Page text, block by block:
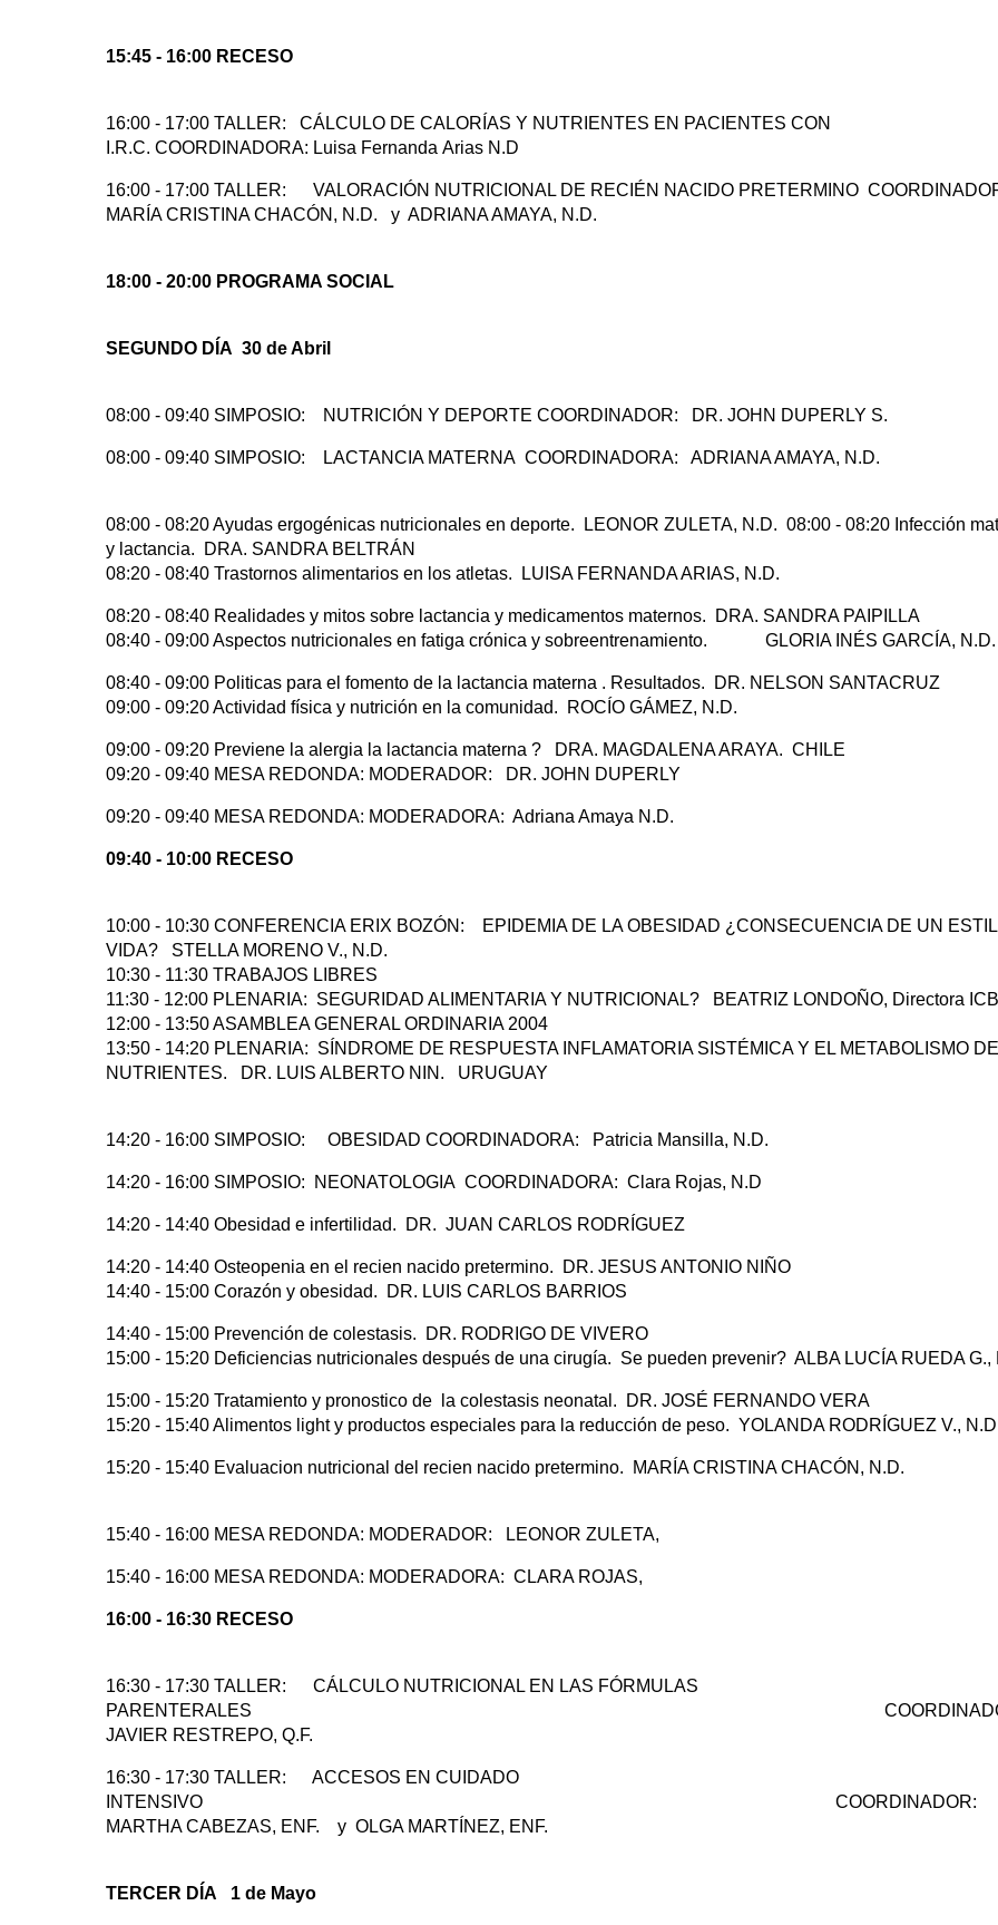
15:45 - 16:00 RECESO
16:00 - 17:00 TALLER: CÁLCULO DE CALORÍAS Y NUTRIENTES EN PACIENTES CON
I.R.C. COORDINADORA: Luisa Fernanda Arias N.D
16:00 - 17:00 TALLER: VALORACIÓN NUTRICIONAL DE RECIÉN NACIDO PRETERMINO
MARÍA CRISTINA CHACÓN, N.D. y ADRIANA AMAYA, N.D.
18:00 - 20:00 PROGRAMA SOCIAL
SEGUNDO DÍA 30 de Abril
08:00 - 09:40 SIMPOSIO: NUTRICIÓN Y DEPORTE COORDINADOR: DR. JOHN DUPERLY S.
08:00 - 09:40 SIMPOSIO: LACTANCIA MATERNA COORDINADORA: ADRIANA AMAYA, N.D.
08:00 - 08:20 Ayudas ergogénicas nutricionales en deporte. LEONOR ZULETA, N.D. 08:00 - 08:20 Infección
y lactancia. DRA. SANDRA BELTRÁN
08:20 - 08:40 Trastornos alimentarios en los atletas. LUISA FERNANDA ARIAS, N.D.
08:20 - 08:40 Realidades y mitos sobre lactancia y medicamentos maternos. DRA. SANDRA PAIPILLA
08:40 - 09:00 Aspectos nutricionales en fatiga crónica y sobreentrenamiento. GLORIA INÉS GARCÍA, N.D.
08:40 - 09:00 Politicas para el fomento de la lactancia materna . Resultados. DR. NELSON SANTACRUZ
09:00 - 09:20 Actividad física y nutrición en la comunidad. ROCÍO GÁMEZ, N.D.
09:00 - 09:20 Previene la alergia la lactancia materna ? DRA. MAGDALENA ARAYA. CHILE
09:20 - 09:40 MESA REDONDA: MODERADOR: DR. JOHN DUPERLY
09:20 - 09:40 MESA REDONDA: MODERADORA: Adriana Amaya N.D.
09:40 - 10:00 RECESO
10:00 - 10:30 CONFERENCIA ERIX BOZÓN: EPIDEMIA DE LA OBESIDAD ¿CONSECUENCIA DE UN
VIDA? STELLA MORENO V., N.D.
10:30 - 11:30 TRABAJOS LIBRES
11:30 - 12:00 PLENARIA: SEGURIDAD ALIMENTARIA Y NUTRICIONAL? BEATRIZ LONDOÑO, Directora
12:00 - 13:50 ASAMBLEA GENERAL ORDINARIA 2004
13:50 - 14:20 PLENARIA: SÍNDROME DE RESPUESTA INFLAMATORIA SISTÉMICA Y EL METABOLISMO
NUTRIENTES. DR. LUIS ALBERTO NIN. URUGUAY
14:20 - 16:00 SIMPOSIO: OBESIDAD COORDINADORA: Patricia Mansilla, N.D.
14:20 - 16:00 SIMPOSIO: NEONATOLOGIA COORDINADORA: Clara Rojas, N.D
14:20 - 14:40 Obesidad e infertilidad. DR. JUAN CARLOS RODRÍGUEZ
14:20 - 14:40 Osteopenia en el recien nacido pretermino. DR. JESUS ANTONIO NIÑO
14:40 - 15:00 Corazón y obesidad. DR. LUIS CARLOS BARRIOS
14:40 - 15:00 Prevención de colestasis. DR. RODRIGO DE VIVERO
15:00 - 15:20 Deficiencias nutricionales después de una cirugía. Se pueden prevenir? ALBA LUCÍA RUEDA G.,
15:00 - 15:20 Tratamiento y pronostico de la colestasis neonatal. DR. JOSÉ FERNANDO VERA
15:20 - 15:40 Alimentos light y productos especiales para la reducción de peso. YOLANDA RODRÍGUEZ V.,
15:20 - 15:40 Evaluacion nutricional del recien nacido pretermino. MARÍA CRISTINA CHACÓN, N.D.
15:40 - 16:00 MESA REDONDA: MODERADOR: LEONOR ZULETA,
15:40 - 16:00 MESA REDONDA: MODERADORA: CLARA ROJAS,
16:00 - 16:30 RECESO
16:30 - 17:30 TALLER: CÁLCULO NUTRICIONAL EN LAS FÓRMULAS
PARENTERALES
JAVIER RESTREPO, Q.F.
16:30 - 17:30 TALLER: ACCESOS EN CUIDADO
INTENSIVO COORDINADOR:
MARTHA CABEZAS, ENF. y OLGA MARTÍNEZ, ENF.
TERCER DÍA 1 de Mayo